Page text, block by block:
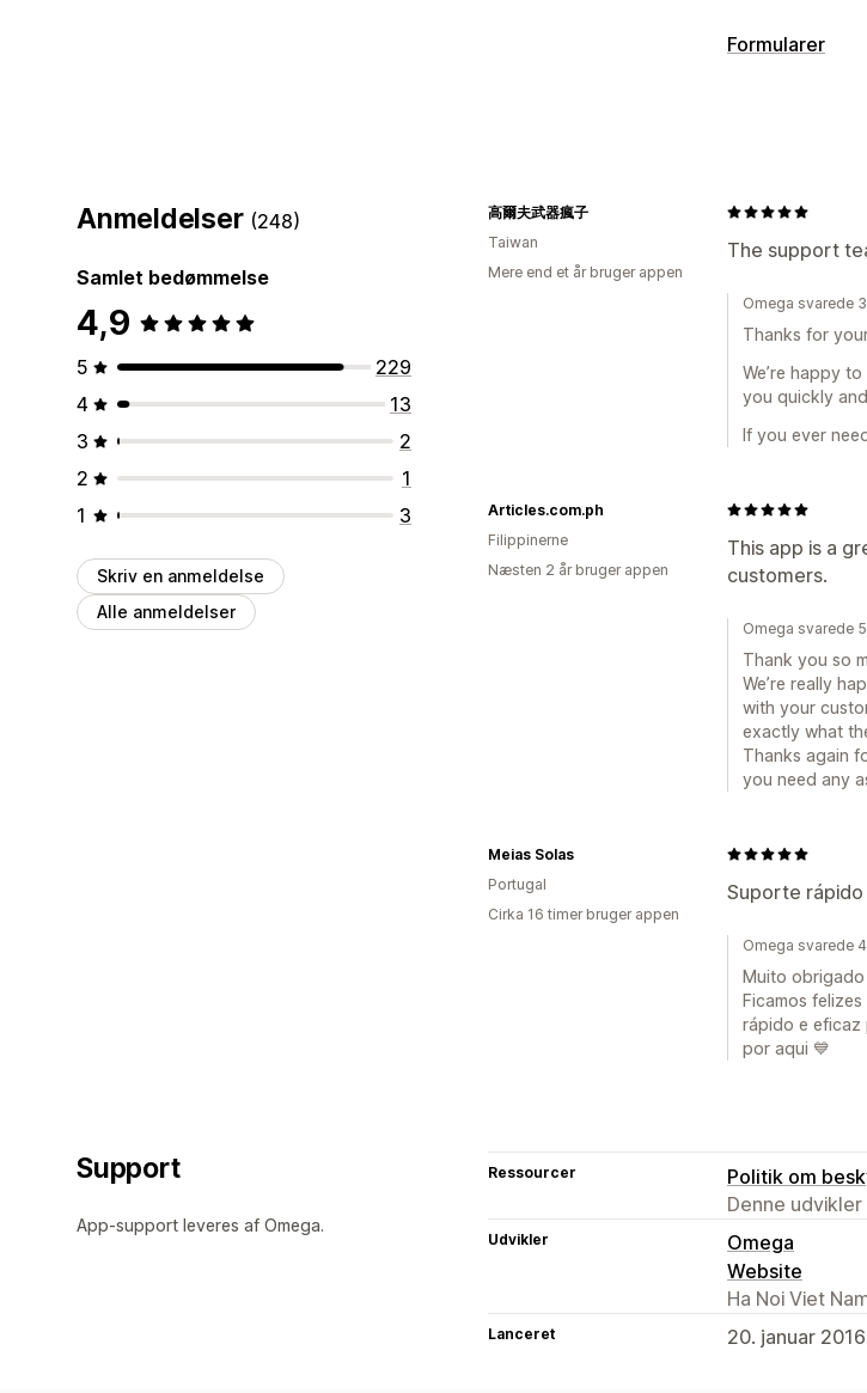
Tilpasning
Formularer
Skrifttype og
Integrerede
Datastyring
Mailsvar
Anmeldelser (248)
Samlet bedømmelse
4,9
5
229
4
13
3
2
2
1
1
3
Skriv en anmeldelse
Alle anmeldelser
The support
高爾夫武器瘋子
Taiwan
Mere end et år bruger appen
Omega svarede
Thanks for
We’re happy
you quickly
If you ever
This app is a
customers.
Articles.com.ph
Filippinerne
Næsten 2 år bruger appen
Omega svarede
Thank you so
We’re really
with your
exactly what
Thanks again
you need any
Suporte
Meias Solas
Portugal
Cirka 16 timer bruger appen
Omega svarede
Muito
Ficamos
rápido e eficaz
por aqui 💙
Support
App-support leveres af Omega.
Ressourcer
Politik om
Denne
Udvikler
Omega
Website
Ha Noi Viet
Lanceret 20. januar 2016